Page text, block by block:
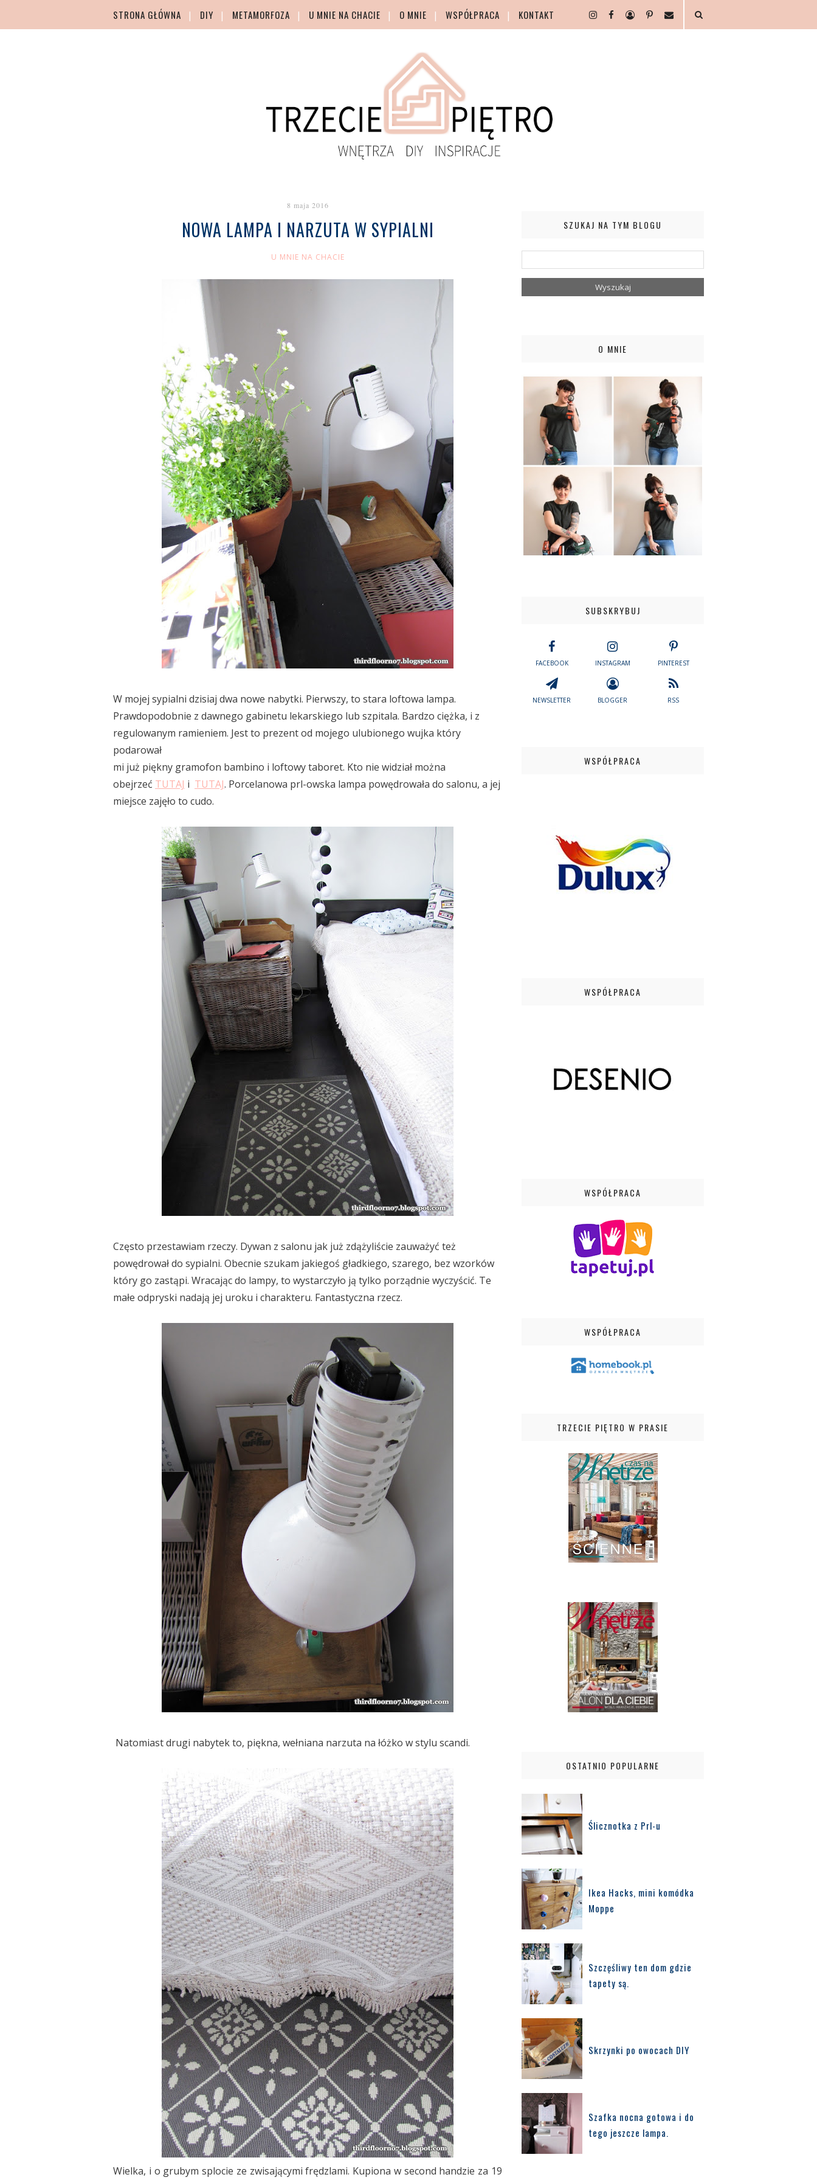
STRONA GŁÓWNA DIY METAMORFOZA U MNIE NA CHACIE O MNIE WSPÓŁPRACA KONTAKT
8 maja 2016
NOWA LAMPA I NARZUTA W SYPIALNI
U MNIE NA CHACIE
W mojej sypialni dzisiaj dwa nowe nabytki. Pierwszy, to stara loftowa lampa.
Prawdopodobnie z dawnego gabinetu lekarskiego lub szpitala. Bardzo ciężka, i z
regulowanym ramieniem. Jest to prezent od mojego ulubionego wujka który
podarował
mi już piękny gramofon bambino i loftowy taboret. Kto nie widział można
obejrzeć TUTAJ i TUTAJ. Porcelanowa prl-owska lampa powędrowała do salonu, a jej
miejsce zajęło to cudo.
Często przestawiam rzeczy. Dywan z salonu jak już zdążyliście zauważyć też
powędrował do sypialni. Obecnie szukam jakiegoś gładkiego, szarego, bez wzorków
który go zastąpi. Wracając do lampy, to wystarczyło ją tylko porządnie wyczyścić. Te
małe odpryski nadają jej uroku i charakteru. Fantastyczna rzecz.
Natomiast drugi nabytek to, piękna, wełniana narzuta na łóżko w stylu scandi.
Wielka, i o grubym splocie ze zwisającymi frędzlami. Kupiona w second handzie za 19
SZUKAJ NA TYM BLOGU
O MNIE
SUBSKRYBUJ
FACEBOOK INSTAGRAM PINTEREST
NEWSLETTER BLOGGER RSS
WSPÓŁPRACA
WSPÓŁPRACA
WSPÓŁPRACA
WSPÓŁPRACA
TRZECIE PIĘTRO W PRASIE
OSTATNIO POPULARNE
Ślicznotka z Prl-u
Ikea Hacks, mini komódka
Moppe
Szczęśliwy ten dom gdzie
tapety są.
Skrzynki po owocach DIY
Szafka nocna gotowa i do
tego jeszcze lampa.